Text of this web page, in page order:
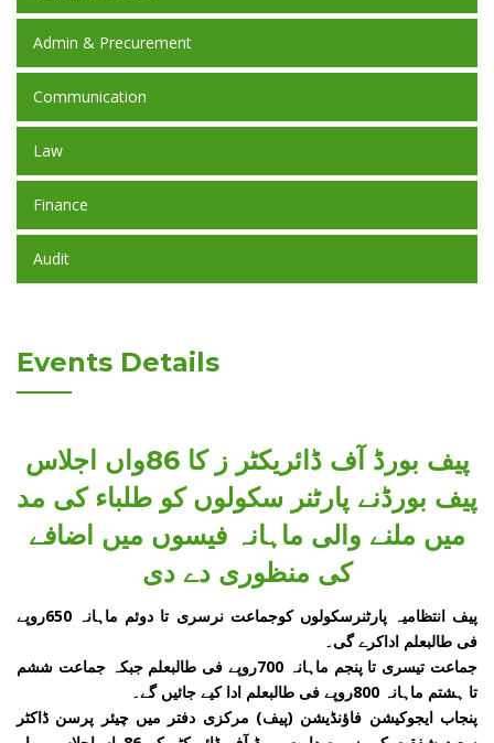
Admin & Precurement
Communication
Law
Finance
Audit
Events Details
پیف بورڈ آف ڈائریکٹر ز کا 86واں اجلاس
پیف بورڈنے پارٹنر سکولوں کو طلباء کی مد
میں ملنے والی ماہانہ فیسوں میں اضافے
کی منظوری دے دی
پیف انتظامیہ پارٹنرسکولوں کوجماعت نرسری تا دوئم ماہانہ 650روپے
فی طالبعلم اداکرے گی۔
جماعت تیسری تا پنجم ماہانہ 700روپے فی طالبعلم جبکہ جماعت ششم
تا ہشتم ماہانہ 800روپے فی طالبعلم ادا کیے جائیں گے۔
پنجاب ایجوکیشن فاؤنڈیشن (پیف) مرکزی دفتر میں چیئر پرسن ڈاکٹر